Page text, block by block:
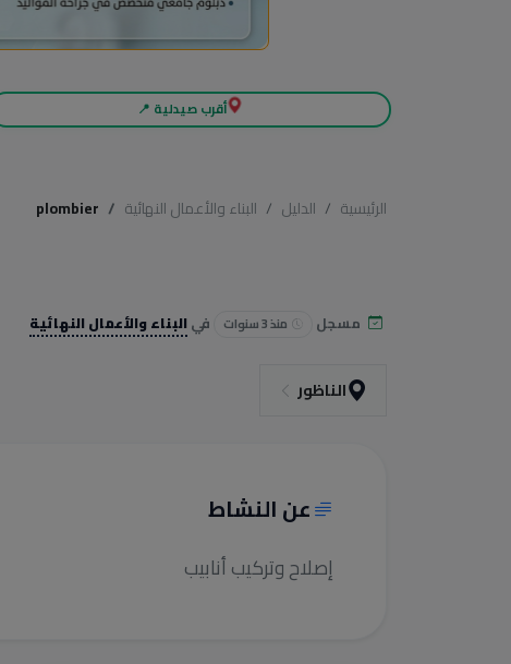
أقرب صيدلية 📍
الرئيسية الدليل البناء والأعمال النهائية plombier
مسجل منذ 3 سنوات فيالبناء والأعمال النهائية
الناظور
عن النشاط
إصلاح وتركيب أنابيب